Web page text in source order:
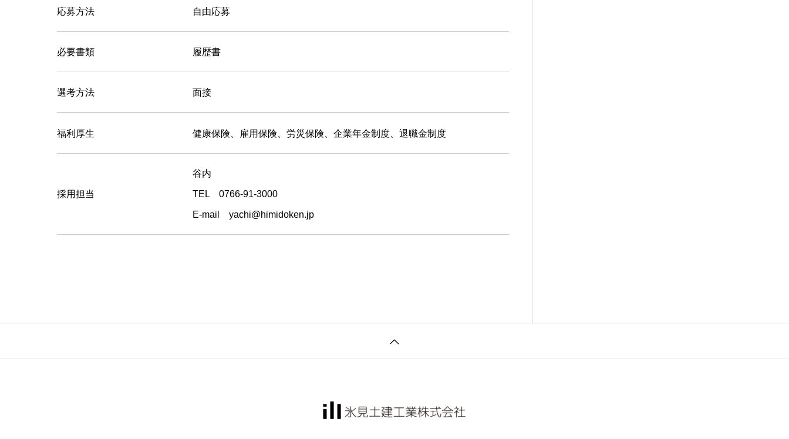
応募方法 自由応募
必要書類 履歴書
選考方法 面接
福利厚生 健康保険、雇用保険、労災保険、企業年金制度、退職金制度
採用担当
谷内
TEL 0766-91-3000
E-mail yachi@himidoken.jp